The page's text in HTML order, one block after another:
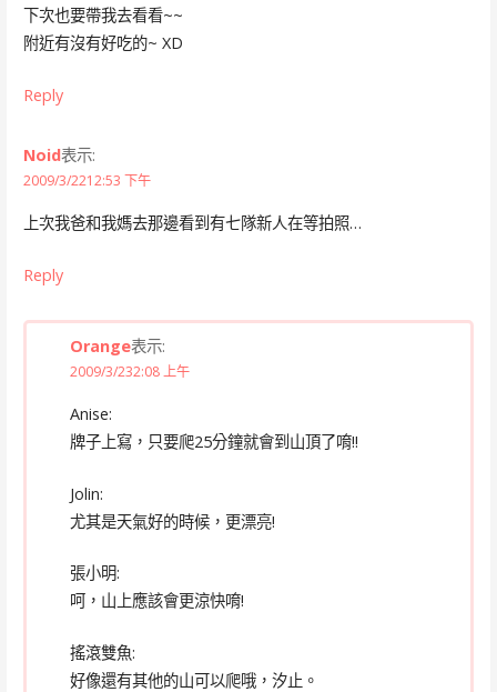
下次也要帶我去看看~~
附近有沒有好吃的~ XD
Reply
Noid表示:
2009/3/2212:53 下午
上次我爸和我媽去那邊看到有七隊新人在等拍照…
Reply
Orange表示:
2009/3/232:08 上午
Anise:
牌子上寫，只要爬25分鐘就會到山頂了唷!!
Jolin:
尤其是天氣好的時候，更漂亮!
張小明:
呵，山上應該會更涼快唷!
搖滾雙魚:
好像還有其他的山可以爬哦，汐止。